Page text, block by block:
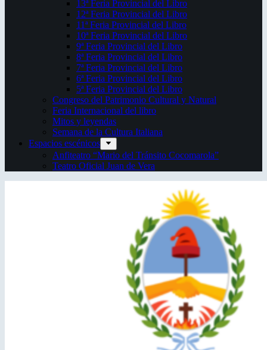
13ª Feria Provincial del Libro
12ª Feria Provincial del Libro
11ª Feria Provincial del Libro
10ª Feria Provincial del Libro
9ª Feria Provincial del Libro
8ª Feria Provincial del Libro
7ª Feria Provincial del Libro
6ª Feria Provincial del Libro
5ª Feria Provincial del Libro
Congreso del Patrimonio Cultural y Natural
Feria Internacional del libro
Mitos y leyendas
Semana de la Cultura Italiana
Espacios escénicos
Anfiteatro “Mario del Tránsito Cocomarola”
Teatro Oficial Juan de Vera